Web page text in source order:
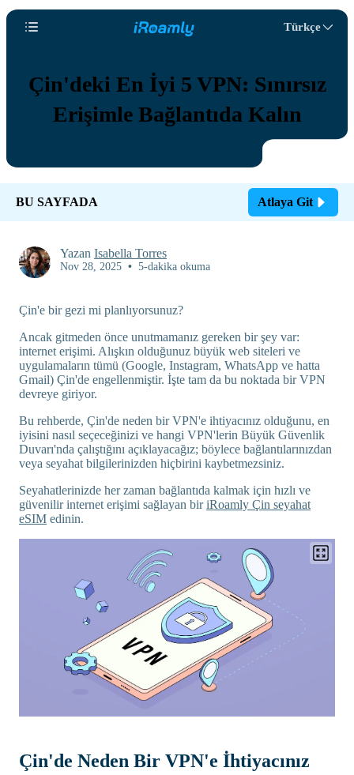
Türkçe
Çin'deki En İyi 5 VPN: Sınırsız
Erişimle Bağlantıda Kalın
BU SAYFADA Atlaya Git
Yazan Isabella Torres
Nov 28, 2025 • 5-dakika okuma
Çin'e bir gezi mi planlıyorsunuz?
Ancak gitmeden önce unutmamanız gereken bir şey var:
internet erişimi. Alışkın olduğunuz büyük web siteleri ve
uygulamaların tümü (Google, Instagram, WhatsApp ve hatta
Gmail) Çin'de engellenmiştir. İşte tam da bu noktada bir VPN
devreye giriyor.
Bu rehberde, Çin'de neden bir VPN'e ihtiyacınız olduğunu, en
iyisini nasıl seçeceğinizi ve hangi VPN'lerin Büyük Güvenlik
Duvarı'nda çalıştığını açıklayacağız; böylece bağlantılarınızdan
veya seyahat bilgilerinizden hiçbirini kaybetmezsiniz.
Seyahatlerinizde her zaman bağlantıda kalmak için hızlı ve
güvenilir internet erişimi sağlayan biriRoamly Çin seyahat
eSIM edinin.
Çin'de Neden Bir VPN'e İhtiyacınız